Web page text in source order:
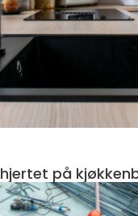
Kjøkkenvask hjertet på